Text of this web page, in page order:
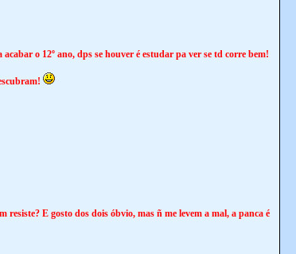
o 12º ano, dps se houver é estudar pa ver se td corre bem!
resiste? E gosto dos dois óbvio, mas ñ me levem a mal, a panca é